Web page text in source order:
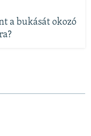
a bukását okozó